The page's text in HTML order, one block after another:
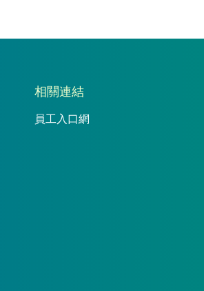
相關連結
員工入口網